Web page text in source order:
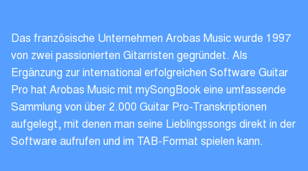
Das französische Unternehmen Arobas Music wurde 1997
von zwei passionierten Gitarristen gegründet. Als
Ergänzung zur international erfolgreichen Software Guitar
Pro hat Arobas Music mit mySongBook eine umfassende
Sammlung von über 2.000 Guitar Pro-Transkriptionen
aufgelegt, mit denen man seine Lieblingssongs direkt in der
Software aufrufen und im TAB-Format spielen kann.